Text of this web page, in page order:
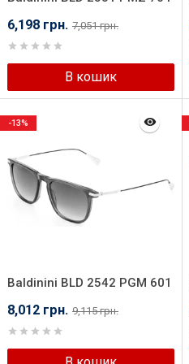
6,198 грн. 7,051 грн.
В кошик
Baldinini BLD 2542 PGM 601
8,012 грн. 9,115 грн.
-13%